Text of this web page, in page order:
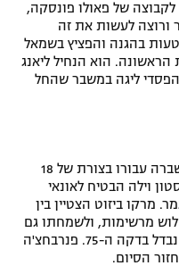
לקבוצה של פאולו פונסקה,
לעשות את זה
טעות בהגנה והפציץ בשמאל
הוא הנחיל ליאנג
הפסדי ליגה במשבר שהחל
נגיחה של ג'יידון סאנצ'ו בדקה ה-25 שברה עבורו בצורת של 18
וילה הבטיח לאונאי
מרקו ביזוט הצטיין בין
מרשימות, ולשמחתו גם
שער של קרם אקטורקולו נפסל בגלל נבדל בדקה ה-75. פנרבחצ'ה